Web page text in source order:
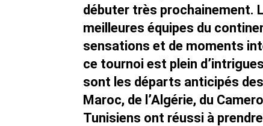
débuter très prochainement.
meilleures équipes du
sensations et de moments
ce tournoi est plein
sont les départs anticipés
Maroc, de l’Algérie, du
Tunisiens ont réussi à